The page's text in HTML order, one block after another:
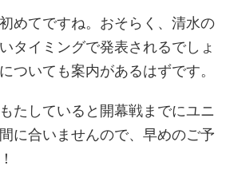
めてですね。おそらく、清水の
タイミングで発表されるでしょ
ついても案内があるはずです。
たしていると開幕戦までにユニ
に合いませんので、早めのご予